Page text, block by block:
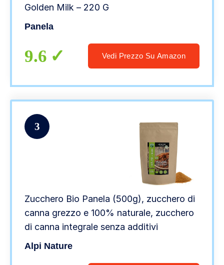
Golden Milk – 220 G
Panela
9.6 Vedi Prezzo Su Amazon
3
Zucchero Bio Panela (500g), zucchero di
canna grezzo e 100% naturale, zucchero
di canna integrale senza additivi
Alpi Nature